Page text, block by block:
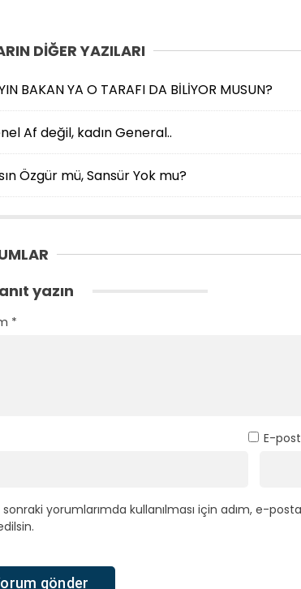
DİĞER YAZILARI
BAKAN YA O TARAFI DA BİLİYOR MUSUN?
Af değil, kadın General..
Özgür mü, Sansür Yok mu?
yazın
*
E-
yorumlarımda kullanılması için adım, e-